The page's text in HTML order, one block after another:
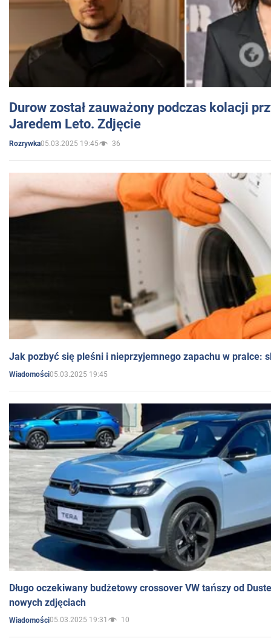
Durow został zauważony podczas kolacji
Jaredem Leto. Zdjęcie
Rozrywka05.03.2025 19:45 36
Jak pozbyć się pleśni i nieprzyjemnego zapachu w pralce:
Wiadomości05.03.2025 19:45
Długo oczekiwany budżetowy crossover VW tańszy od
nowych zdjęciach
Wiadomości05.03.2025 19:31 10